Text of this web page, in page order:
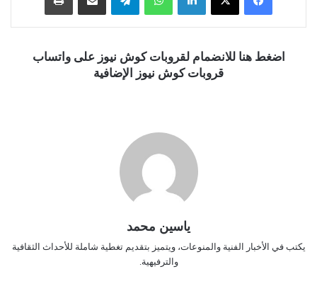
اضغط هنا للانضمام لقروبات كوش نيوز على واتساب
قروبات كوش نيوز الإضافية
ياسين محمد
يكتب في الأخبار الفنية والمنوعات، ويتميز بتقديم تغطية شاملة للأحداث الثقافية
والترفيهية.